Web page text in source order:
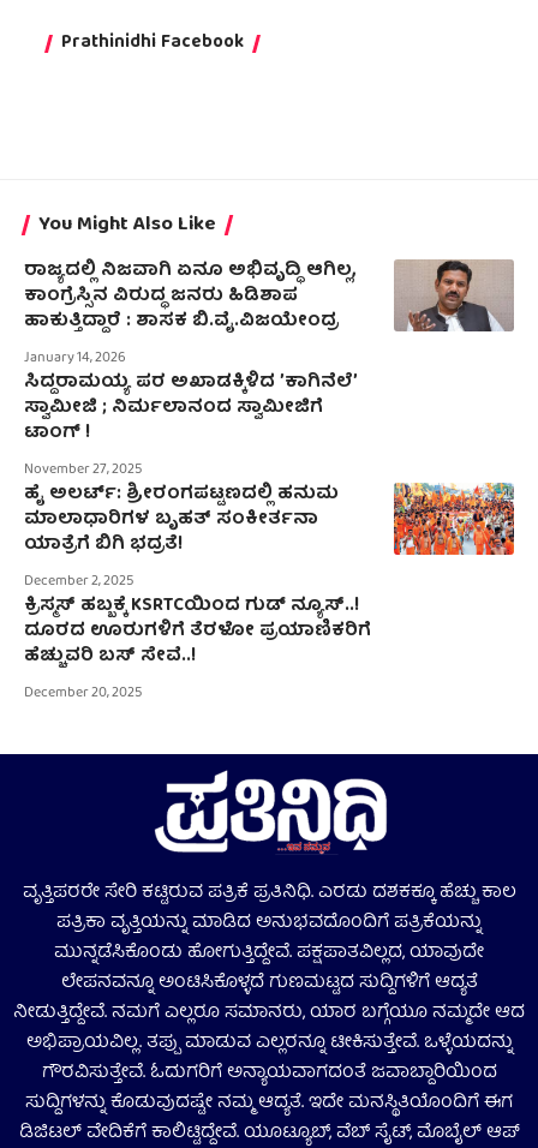
Prathinidhi Facebook
You Might Also Like
ರಾಜ್ಯದಲ್ಲಿ ನಿಜವಾಗಿ ಏನೂ ಅಭಿವೃದ್ಧಿ ಆಗಿಲ್ಲ,
ಕಾಂಗ್ರೆಸ್ಸಿನ ವಿರುದ್ಧ ಜನರು ಹಿಡಿಶಾಪ
ಹಾಕುತ್ತಿದ್ದಾರೆ : ಶಾಸಕ ಬಿ.ವೈ.ವಿಜಯೇಂದ್ರ
January 14, 2026
ಸಿದ್ದರಾಮಯ್ಯ ಪರ ಅಖಾಡಕ್ಕಿಳಿದ ʼಕಾಗಿನೆಲೆʼ
ಸ್ವಾಮೀಜಿ ; ನಿರ್ಮಲಾನಂದ ಸ್ವಾಮೀಜಿಗೆ
ಟಾಂಗ್‌ !
November 27, 2025
ಹೈ ಅಲರ್ಟ್: ಶ್ರೀರಂಗಪಟ್ಟಣದಲ್ಲಿ ಹನುಮ
ಮಾಲಾಧಾರಿಗಳ ಬೃಹತ್ ಸಂಕೀರ್ತನಾ
ಯಾತ್ರೆಗೆ ಬಿಗಿ ಭದ್ರತೆ!
December 2, 2025
ಕ್ರಿಸ್ಮಸ್ ಹಬ್ಬಕ್ಕೆ KSRTCಯಿಂದ ಗುಡ್ ನ್ಯೂಸ್..!
ದೂರದ ಊರುಗಳಿಗೆ ತೆರಳೋ ಪ್ರಯಾಣಿಕರಿಗೆ
ಹೆಚ್ಚುವರಿ ಬಸ್ ಸೇವೆ..!
December 20, 2025
ವೃತ್ತಿಪರರೇ ಸೇರಿ ಕಟ್ಟಿರುವ ಪತ್ರಿಕೆ ಪ್ರತಿನಿಧಿ. ಎರಡು ದಶಕಕ್ಕೂ ಹೆಚ್ಚು ಕಾಲ
ಪತ್ರಿಕಾ ವೃತ್ತಿಯನ್ನು ಮಾಡಿದ ಅನುಭವದೊಂದಿಗೆ ಪತ್ರಿಕೆಯನ್ನು
ಮುನ್ನಡೆಸಿಕೊಂಡು ಹೋಗುತ್ತಿದ್ದೇವೆ. ಪಕ್ಷಪಾತವಿಲ್ಲದ, ಯಾವುದೇ
ಲೇಪನವನ್ನೂ ಅಂಟಿಸಿಕೊಳ್ಳದೆ ಗುಣಮಟ್ಟದ ಸುದ್ದಿಗಳಿಗೆ ಆದ್ಯತೆ
ನೀಡುತ್ತಿದ್ದೇವೆ. ನಮಗೆ ಎಲ್ಲರೂ ಸಮಾನರು, ಯಾರ ಬಗ್ಗೆಯೂ ನಮ್ಮದೇ ಆದ
ಅಭಿಪ್ರಾಯವಿಲ್ಲ. ತಪ್ಪು ಮಾಡುವ ಎಲ್ಲರನ್ನೂ ಟೀಕಿಸುತ್ತೇವೆ. ಒಳ್ಳೆಯದನ್ನು
ಗೌರವಿಸುತ್ತೇವೆ. ಓದುಗರಿಗೆ ಅನ್ಯಾಯವಾಗದಂತೆ ಜವಾಬ್ದಾರಿಯಿಂದ
ಸುದ್ದಿಗಳನ್ನು ಕೊಡುವುದಷ್ಟೇ ನಮ್ಮ ಆದ್ಯತೆ. ಇದೇ ಮನಸ್ಥಿತಿಯೊಂದಿಗೆ ಈಗ
ಡಿಜಿಟಲ್‌ ವೇದಿಕೆಗೆ ಕಾಲಿಟ್ಟಿದ್ದೇವೆ. ಯೂಟ್ಯೂಬ್‌, ವೆಬ್ ಸೈಟ್‌, ಮೊಬೈಲ್‌ ಆಪ್‌